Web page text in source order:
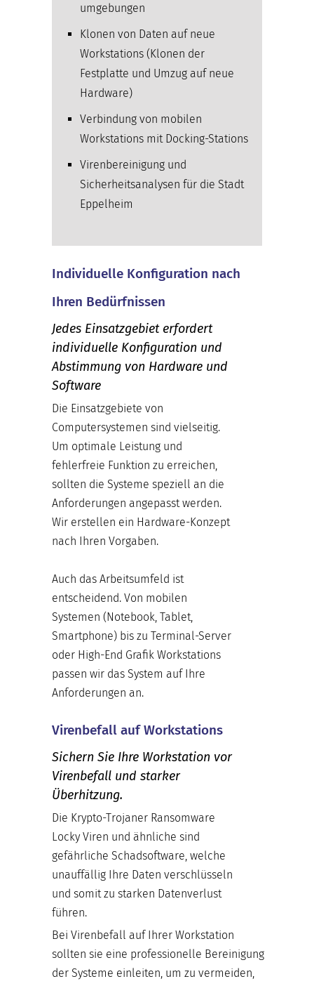
umgebungen
Klonen von Daten auf neue
Workstations (Klonen der
Festplatte und Umzug auf neue
Hardware)
Verbindung von mobilen
Workstations mit Docking-Stations
Virenbereinigung und
Sicherheitsanalysen für die Stadt
Eppelheim
Individuelle Konfiguration nach
Ihren Bedürfnissen
Jedes Einsatzgebiet erfordert
individuelle Konfiguration und
Abstimmung von Hardware und
Software
Die Einsatzgebiete von
Computersystemen sind vielseitig.
Um optimale Leistung und
fehlerfreie Funktion zu erreichen,
sollten die Systeme speziell an die
Anforderungen angepasst werden.
Wir erstellen ein Hardware-Konzept
nach Ihren Vorgaben.
Auch das Arbeitsumfeld ist
entscheidend. Von mobilen
Systemen (Notebook, Tablet,
Smartphone) bis zu Terminal-Server
oder High-End Grafik Workstations
passen wir das System auf Ihre
Anforderungen an.
Virenbefall auf Workstations
Sichern Sie Ihre Workstation vor
Virenbefall und starker
Überhitzung.
Die Krypto-Trojaner Ransomware
Locky Viren und ähnliche sind
gefährliche Schadsoftware, welche
unauffällig Ihre Daten verschlüsseln
und somit zu starken Datenverlust
führen.
Bei Virenbefall auf Ihrer Workstation
sollten sie eine professionelle Bereinigung
der Systeme einleiten, um zu vermeiden,